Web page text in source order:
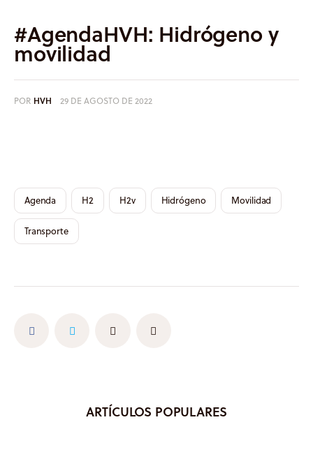
Quiénes somos
#AgendaHVH: Hidrógeno y
movilidad
POR HVH 29 DE AGOSTO DE 2022
Agenda H2 H2v Hidrógeno Movilidad
Transporte
ARTÍCULOS POPULARES